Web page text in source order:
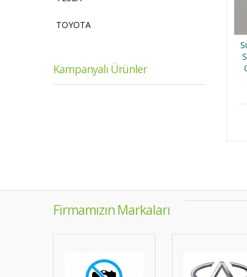
TOYOTA
Kampanyalı Ürünler
Firmamızın Markaları